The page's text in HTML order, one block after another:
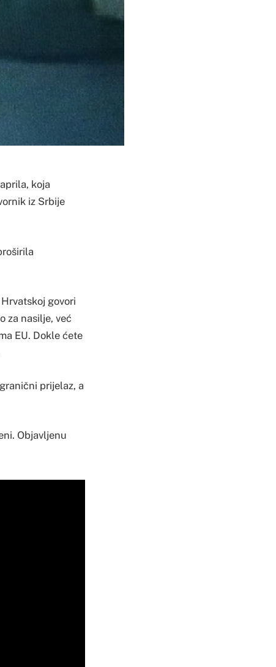
koja
iz Srbije
govori
za nasilje, već
EU. Dokle ćete
prijelaz, a
Objavljenu